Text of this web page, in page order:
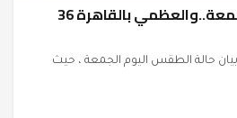
حالة الطقس اليوم الجمعة..والعظمي بالقاهرة 36
حالة الطقس اليوم الجمعة ، حيث